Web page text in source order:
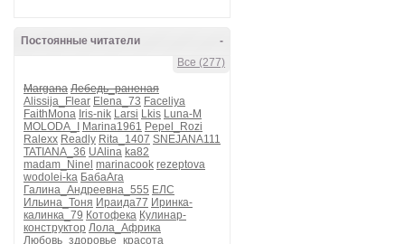
-
Постоянные читатели
Все (277)
Margana Лебедь_раненая
Alissija_Flear Elena_73 Faceliya
FaithMona Iris-nik Larsi Lkis Luna-M
MOLODA_I
Marina1961 Pepel_Rozi
Ralexx Readly Rita_1407 SNEJANA111
TATIANA_36 UAlina ka82
madam_Ninel marinacook rezeptova
wodolei-ka БабаАга
Галина_Андреевна_555 ЕЛС
Ильина_Тоня Ираида77 Иринка-
калинка_79 Котофека Кулинар-
конструктор Лола_Африка
Любовь_здоровье_красота